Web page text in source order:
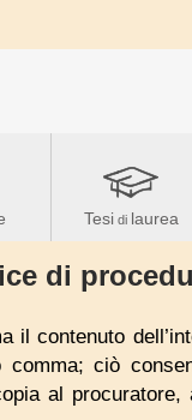
Tesidi laurea
di
il contenuto
ciò
al